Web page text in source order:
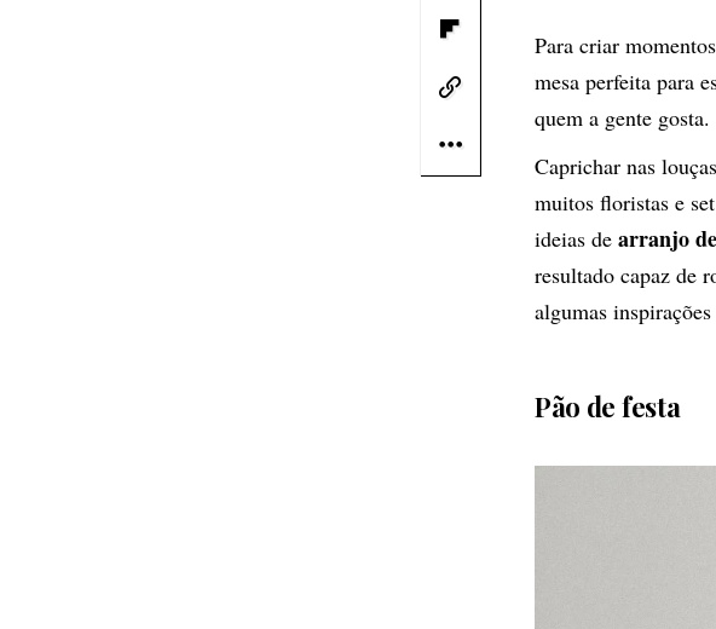
Para criar
mesa perfeita para
quem a gente gosta.
Caprichar nas
muitos floristas e
ideias de arranjo de
resultado capaz de
algumas
Pão de festa